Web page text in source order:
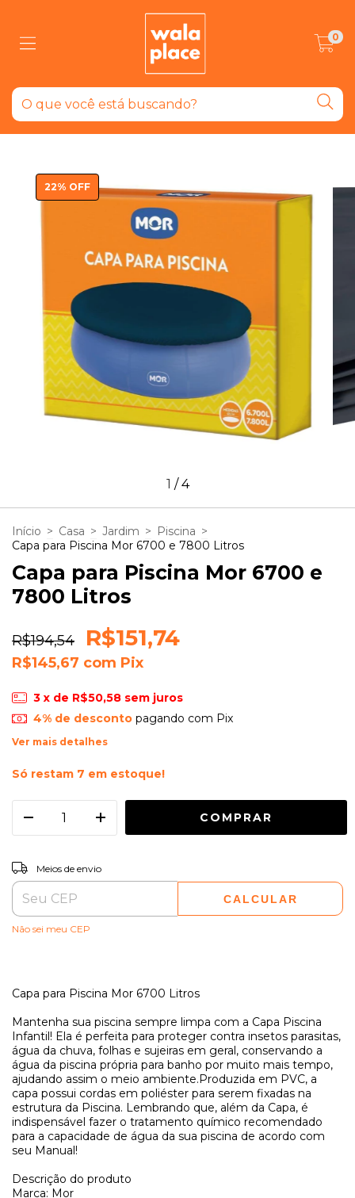
0
22% OFF
1 /4
Início > Casa > Jardim > Piscina >
Capa para Piscina Mor 6700 e 7800 Litros
Capa para Piscina Mor 6700 e
7800 Litros
R$194,54 R$151,74
R$145,67 com Pix
3 x de R$50,58 sem juros
4% de descontopagando com Pix
Ver mais detalhes
Só restam 7 em estoque!
Entregas para o CEP:
Meios de envio
CALCULAR
Não sei meu CEP
Capa para Piscina Mor 6700 Litros
Mantenha sua piscina sempre limpa com a Capa Piscina
Infantil! Ela é perfeita para proteger contra insetos parasitas,
água da chuva, folhas e sujeiras em geral, conservando a
água da piscina própria para banho por muito mais tempo,
ajudando assim o meio ambiente.Produzida em PVC, a
capa possui cordas em poliéster para serem fixadas na
estrutura da Piscina. Lembrando que, além da Capa, é
indispensável fazer o tratamento químico recomendado
para a capacidade de água da sua piscina de acordo com
seu Manual!
Descrição do produto
Marca: Mor